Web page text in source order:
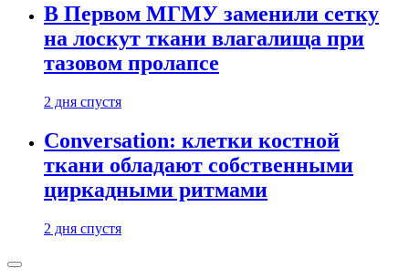
В Первом МГМУ заменили сетку
на лоскут ткани влагалища при
тазовом пролапсе
2 дня спустя
Conversation: клетки костной
ткани обладают собственными
циркадными ритмами
2 дня спустя